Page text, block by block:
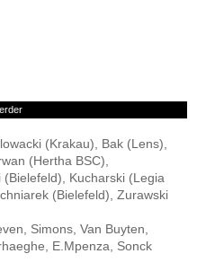
(Krakau), Bak (Lens),
(Hertha BSC),
Kucharski (Legia
(Bielefeld), Zurawski
Simons, Van Buyten,
E.Mpenza, Sonck